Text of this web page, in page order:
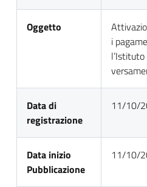
Oggetto
i
Data di
registrazione
11/10/
Data inizio
Pubblicazione
11/10/